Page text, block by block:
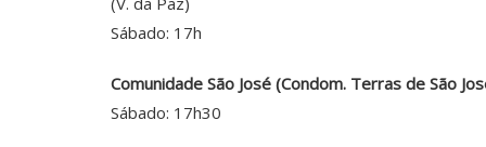
Sábado: 17h
Comunidade São José (Condom. Terras de São
Sábado: 17h30